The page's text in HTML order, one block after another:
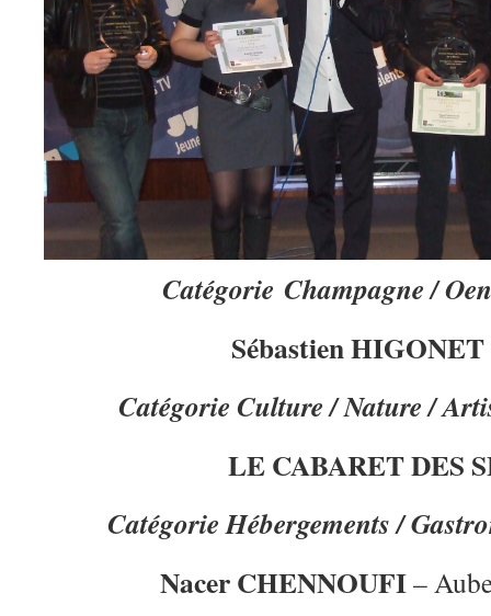
Catégorie Champagne /
Sébastien HIGONET
Catégorie Culture / Nature /
LE CABARET DES
Catégorie Hébergements /
Nacer CHENNOUFI–